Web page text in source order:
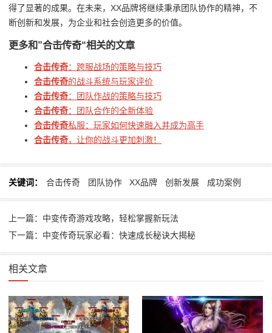
得了显著的成果。在未来，XX品牌将继续秉承团队协作的精神，不
断创新和发展，为企业和社会创造更多的价值。
更多和”合击传奇“相关的文章
合击传奇：跨服战场的策略与技巧
合击传奇的战斗系统与玩家评价
合击传奇：团队作战的策略与技巧
合击传奇：团队合作的全新体验
合击传奇私服：玩家如何快速融入并成为高手
合击传奇，让你的战斗更加刺激！
关键词： 合击传奇 团队协作 XX品牌 创新发展 成功案例
上一篇：中变传奇游戏攻略，轻松掌握新玩法
下一篇：中变传奇玩家必看：快速成长秘诀大揭秘
相关文章